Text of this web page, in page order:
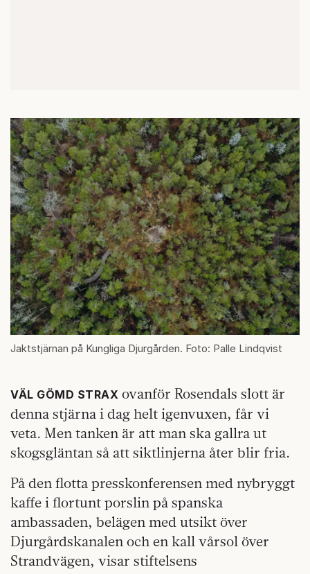
Jaktstjärnan på Kungliga Djurgården. Foto: Palle Lindqvist
VÄL GÖMD STRAX ovanför Rosendals slott är
denna stjärna i dag helt igenvuxen, får vi
veta. Men tanken är att man ska gallra ut
skogsgläntan så att siktlinjerna åter blir fria.
På den flotta presskonferensen med nybryggt
kaffe i flortunt porslin på spanska
ambassaden, belägen med utsikt över
Djurgårdskanalen och en kall vårsol över
Strandvägen, visar stiftelsens